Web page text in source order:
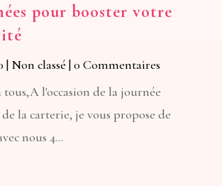
pour booster votre
| Non classé | 0 Commentaires
l'occasion de la journée
la carterie, je vous propose de
nous 4...